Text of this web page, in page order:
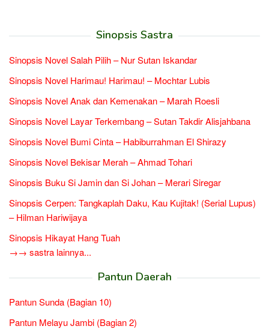
Sinopsis Sastra
Sinopsis Novel Salah Pilih – Nur Sutan Iskandar
Sinopsis Novel Harimau! Harimau! – Mochtar Lubis
Sinopsis Novel Anak dan Kemenakan – Marah Roesli
Sinopsis Novel Layar Terkembang – Sutan Takdir Alisjahbana
Sinopsis Novel Bumi Cinta – Habiburrahman El Shirazy
Sinopsis Novel Bekisar Merah – Ahmad Tohari
Sinopsis Buku Si Jamin dan Si Johan – Merari Siregar
Sinopsis Cerpen: Tangkaplah Daku, Kau Kujitak! (Serial Lupus)
– Hilman Hariwijaya
Sinopsis Hikayat Hang Tuah
→→ sastra lainnya...
Pantun Daerah
Pantun Sunda (Bagian 10)
Pantun Melayu Jambi (Bagian 2)